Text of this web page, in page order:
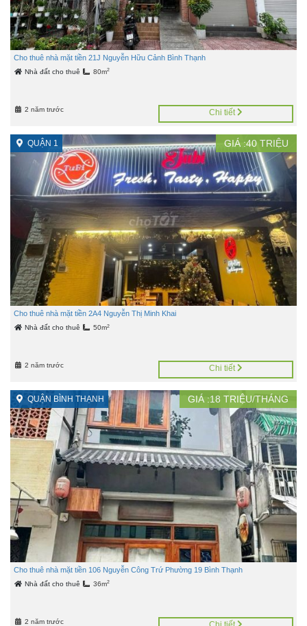
Cho thuê nhà mặt tiền 21J Nguyễn Hữu Cảnh Bình Thạnh
Nhà đất cho thuê 80m2
2 năm trước Chi tiết
QUẬN 1 GIÁ :40 TRIỆU
Cho thuê nhà mặt tiền 2A4 Nguyễn Thị Minh Khai
Nhà đất cho thuê 50m2
2 năm trước Chi tiết
QUẬN BÌNH THẠNH GIÁ :18 TRIỆU/THÁNG
Cho thuê nhà mặt tiền 106 Nguyễn Công Trứ Phường 19 Bình Thạnh
Nhà đất cho thuê 36m2
2 năm trước